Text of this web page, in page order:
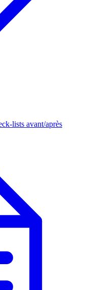
lists avant/après